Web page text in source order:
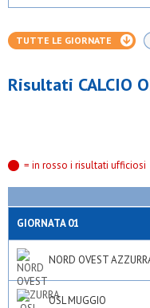
TUTTE LE GIORNATE
Risultati CALCIO
= in rosso i risultati ufficiosi
GIORNATA 01
NORD OVEST
OSL MUGGIO